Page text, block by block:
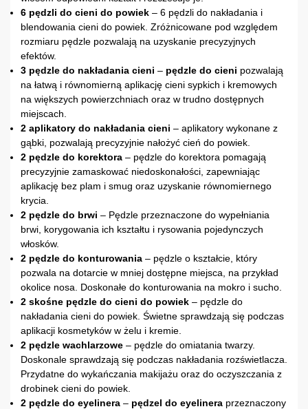
6 pędzli do cieni do powiek – 6 pędzli do nakładania i
blendowania cieni do powiek. Zróżnicowane pod względem
rozmiaru pędzle pozwalają na uzyskanie precyzyjnych
efektów.
3 pędzle do nakładania cieni – pędzle do cieni pozwalają
na łatwą i równomierną aplikację cieni sypkich i kremowych
na większych powierzchniach oraz w trudno dostępnych
miejscach.
2 aplikatory do nakładania cieni – aplikatory wykonane z
gąbki, pozwalają precyzyjnie nałożyć cień do powiek.
2 pędzle do korektora – pędzle do korektora pomagają
precyzyjnie zamaskować niedoskonałości, zapewniając
aplikację bez plam i smug oraz uzyskanie równomiernego
krycia.
2 pędzle do brwi – Pędzle przeznaczone do wypełniania
brwi, korygowania ich kształtu i rysowania pojedynczych
włosków.
2 pędzle do konturowania – pędzle o kształcie, który
pozwala na dotarcie w mniej dostępne miejsca, na przykład
okolice nosa. Doskonałe do konturowania na mokro i sucho.
2 skośne pędzle do cieni do powiek – pędzle do
nakładania cieni do powiek. Świetne sprawdzają się podczas
aplikacji kosmetyków w żelu i kremie.
2 pędzle wachlarzowe – pędzle do omiatania twarzy.
Doskonale sprawdzają się podczas nakładania rozświetlacza.
Przydatne do wykańczania makijażu oraz do oczyszczania z
drobinek cieni do powiek.
2 pędzle do eyelinera – pędzel do eyelinera przeznaczony